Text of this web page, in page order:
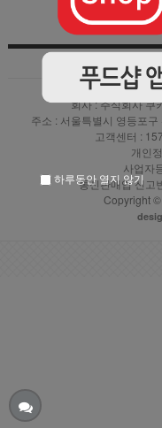
개인정
회사 : 주식회사 쿠
주소 : 서울특별시 영등포
고객센터 :
개인
사업자
통신판매업 신고
Copyright ©
하루동안 열지 않기